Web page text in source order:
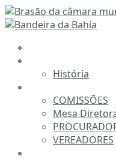
Ir
para
conteúdo
História
COMISSÕES
Mesa
VEREADORES